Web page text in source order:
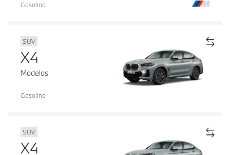
Gasolina
SUV
X4
Modelos
Gasolina
SUV
X4